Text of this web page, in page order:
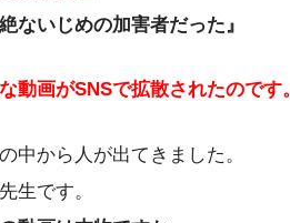
ないじめの加害者だった』
動画がSNSで拡散されたのです。
中から人が出てきました。
生です。